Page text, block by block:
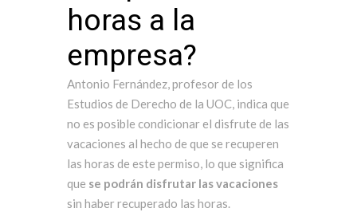
horas a la
empresa?
Antonio Fernández, profesor de los
Estudios de Derecho de la UOC, indica que
no es posible condicionar el disfrute de las
vacaciones al hecho de que se recuperen
las horas de este permiso, lo que significa
que se podrán disfrutar las vacaciones
sin haber recuperado las horas.